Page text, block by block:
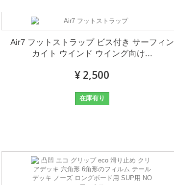
Air7 フットストラップ ビス付き サーフィン
カイト ウインド ウイング向け...
¥ 2,500
在庫有り